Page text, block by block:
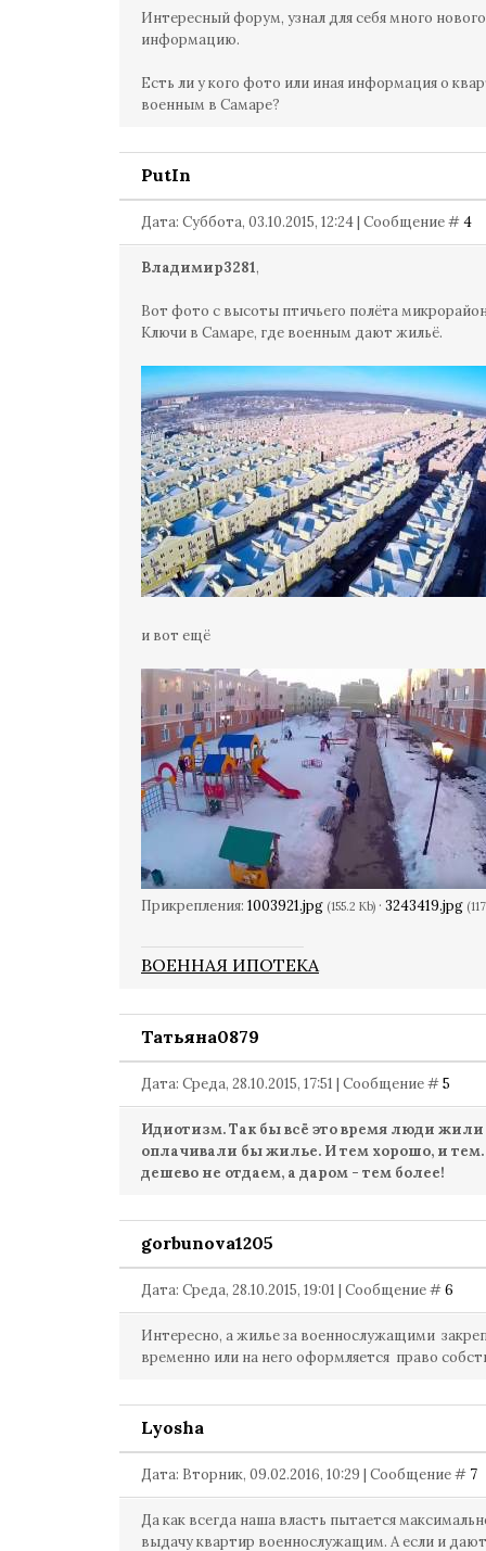
Интересный форум, узнал для себя много
информацию.
Есть ли у кого фото или иная информация о
военным в Самаре?
PutIn
Дата: Суббота, 03.10.2015, 12:24 | Сообщение #4
Владимир3281,
Вот фото с высоты птичьего полёта
Ключи в Самаре, где военным дают жильё.
и вот ещё
Прикрепления: 1003921.jpg (155.2 Kb) · 3243419.jpg
ВОЕННАЯ ИПОТЕКА
Татьяна0879
Дата: Среда, 28.10.2015, 17:51 | Сообщение #5
Идиотизм. Так бы всё это время люди
оплачивали бы жилье. И тем хорошо, и тем.
дешево не отдаем, а даром - тем более!
gorbunova1205
Дата: Среда, 28.10.2015, 19:01 | Сообщение #6
Интересно, а жилье за военнослужащими
временно или на него оформляется право
Lyosha
Дата: Вторник, 09.02.2016, 10:29 | Сообщение # 7
Да как всегда наша власть пытается
выдачу квартир военнослужащим. А если и